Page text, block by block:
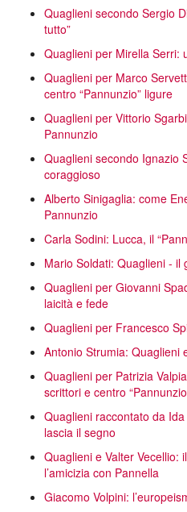
Quaglieni secondo Sergio
tutto”
Quaglieni per Mirella Serri:
Quaglieni per Marco
centro “Pannunzio” ligure
Quaglieni per Vittorio
Pannunzio
Quaglieni secondo Ignazio
coraggioso
Alberto Sinigaglia: come
Pannunzio
Carla Sodini: Lucca, il
Mario Soldati: Quaglieni - il
Quaglieni per Giovanni
laicità e fede
Quaglieni per Francesco
Antonio Strumia: Quaglieni
Quaglieni per Patrizia
scrittori e centro
Quaglieni raccontato da
lascia il segno
Quaglieni e Valter Vecellio:
l’amicizia con Pannella
Giacomo Volpini: